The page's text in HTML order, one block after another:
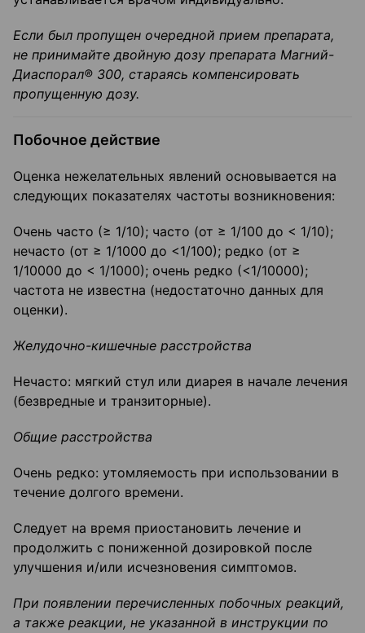
Если был пропущен очередной прием препарата,
не принимайте двойную дозу препарата Магний-
Диаспорал® 300, стараясь компенсировать
пропущенную дозу.
Побочное действие
Оценка нежелательных явлений основывается на
следующих показателях частоты возникновения:
Очень часто (≥ 1/10); часто (от ≥ 1/100 до < 1/10);
нечасто (от ≥ 1/1000 до <1/100); редко (от ≥
1/10000 до < 1/1000); очень редко (<1/10000);
частота не известна (недостаточно данных для
оценки).
Желудочно-кишечные расстройства
Нечасто: мягкий стул или диарея в начале лечения
(безвредные и транзиторные).
Общие расстройства
Очень редко: утомляемость при использовании в
течение долгого времени.
Следует на время приостановить лечение и
продолжить с пониженной дозировкой после
улучшения и/или исчезновения симптомов.
При появлении перечисленных побочных реакций,
а также реакции, не указанной в инструкции по